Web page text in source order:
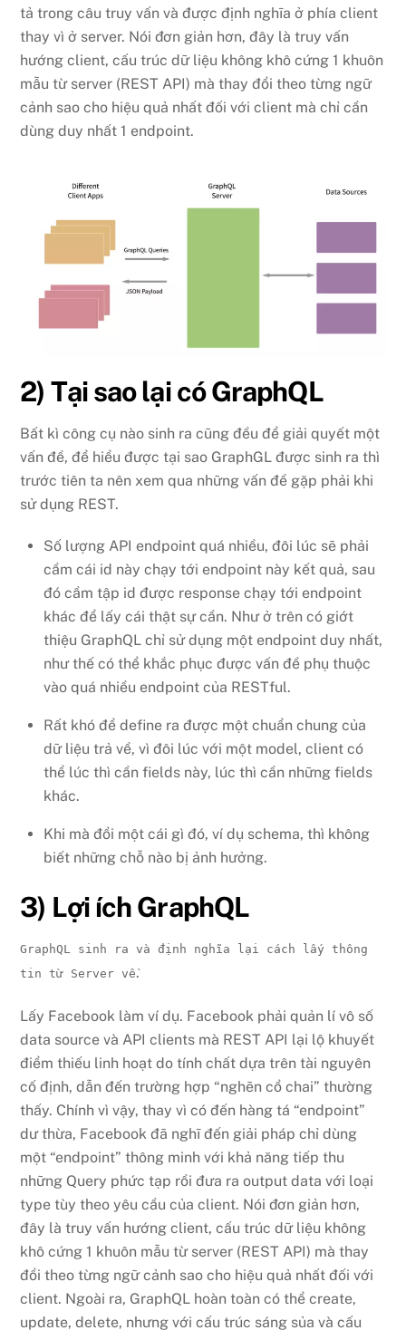
tả trong câu truy vấn và được định nghĩa ở phía client
thay vì ở server. Nói đơn giản hơn, đây là truy vấn
hướng client, cấu trúc dữ liệu không khô cứng 1 khuôn
mẫu từ server (REST API) mà thay đổi theo từng ngữ
cảnh sao cho hiệu quả nhất đối với client mà chỉ cần
dùng duy nhất 1 endpoint.
2) Tại sao lại có GraphQL
Bất kì công cụ nào sinh ra cũng đều để giải quyết một
vấn đề, để hiểu được tại sao GraphGL được sinh ra thì
trước tiên ta nên xem qua những vấn đề gặp phải khi
sử dụng REST.
Số lượng API endpoint quá nhiều, đôi lúc sẽ phải
cầm cái id này chạy tới endpoint này kết quả, sau
đó cầm tập id được response chạy tới endpoint
khác để lấy cái thật sự cần. Như ở trên có giớt
thiệu GraphQL chỉ sử dụng một endpoint duy nhất,
như thế có thể khắc phục được vấn đề phụ thuộc
vào quá nhiều endpoint của RESTful.
Rất khó để define ra được một chuẩn chung của
dữ liệu trả về, vì đôi lúc với một model, client có
thể lúc thì cần fields này, lúc thì cần những fields
khác.
Khi mà đổi một cái gì đó, ví dụ schema, thì không
biết những chỗ nào bị ảnh hưởng.
3) Lợi ích GraphQL
GraphQL sinh ra và định nghĩa lại cách lấy thông
tin từ Server về.
Lấy Facebook làm ví dụ. Facebook phải quản lí vô số
data source và API clients mà REST API lại lộ khuyết
điểm thiếu linh hoạt do tính chất dựa trên tài nguyên
cố định, dẫn đến trường hợp “nghẽn cổ chai” thường
thấy. Chính vì vậy, thay vì có đến hàng tá “endpoint”
dư thừa, Facebook đã nghĩ đến giải pháp chỉ dùng
một “endpoint” thông minh với khả năng tiếp thu
những Query phức tạp rồi đưa ra output data với loại
type tùy theo yêu cầu của client. Nói đơn giản hơn,
đây là truy vấn hướng client, cấu trúc dữ liệu không
khô cứng 1 khuôn mẫu từ server (REST API) mà thay
đổi theo từng ngữ cảnh sao cho hiệu quả nhất đối với
client. Ngoài ra, GraphQL hoàn toàn có thể create,
update, delete, nhưng với cấu trúc sáng sủa và cấu